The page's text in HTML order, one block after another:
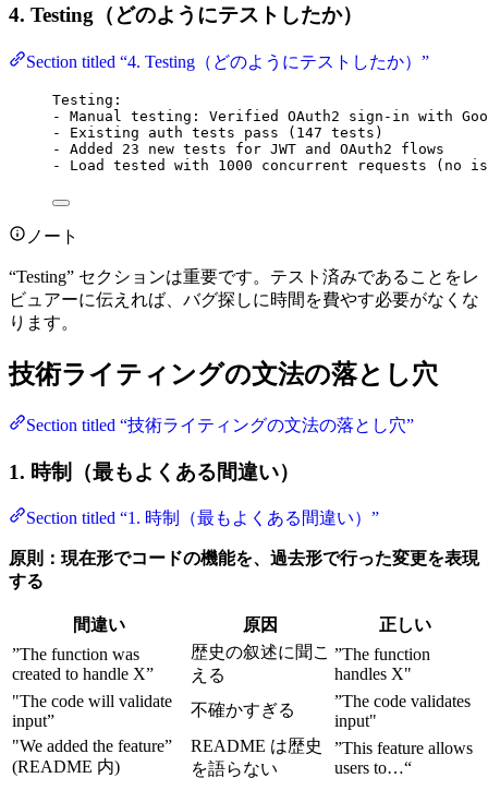
4. Testing（どのようにテストしたか）
Section titled “4. Testing（どのようにテストしたか）”
Testing:
- Manual testing: Verified OAuth2 sign-in with
- Existing auth tests pass (147 tests)
- Added 23 new tests for JWT and OAuth2 flows
- Load tested with 1000 concurrent requests (no
ノート
“Testing” セクションは重要です。テスト済みであることをレ
ビュアーに伝えれば、バグ探しに時間を費やす必要がなくな
ります。
技術ライティングの文法の落とし穴
Section titled “技術ライティングの文法の落とし穴”
1. 時制（最もよくある間違い）
Section titled “1. 時制（最もよくある間違い）”
原則：現在形でコードの機能を、過去形で行った変更を表現
する
間違い 原因
正しい
”The function was
created to handle X”
歴史の叙述に聞こ
える
”The function
handles X"
"The code will validate
input”
不確かすぎる
”The code validates
input"
"We added the feature”
(README 内)
README は歴史
を語らない
”This feature allows
users to…“